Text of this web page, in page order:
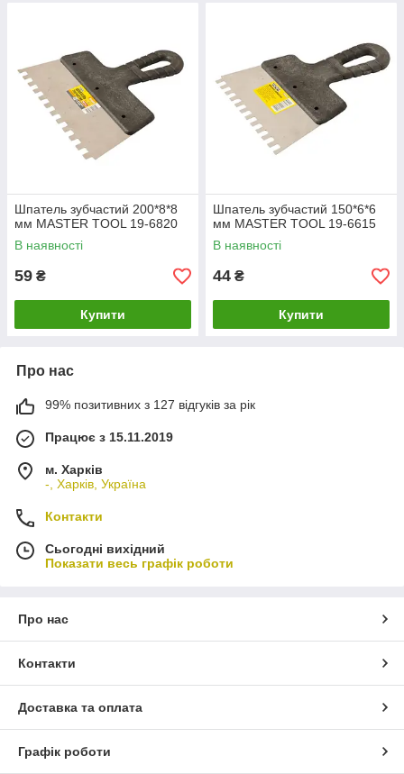
Шпатель зубчастий 200*8*8
мм MASTER TOOL 19-6820
В наявності
59 ₴
Купити
Шпатель зубчастий 150*6*6
мм MASTER TOOL 19-6615
В наявності
44 ₴
Купити
Про нас
99% позитивних з 127 відгуків за рік
Працює з 15.11.2019
м. Харків
-, Харків, Україна
Контакти
Сьогодні вихідний
Показати весь графік роботи
Про нас
Контакти
Доставка та оплата
Графік роботи